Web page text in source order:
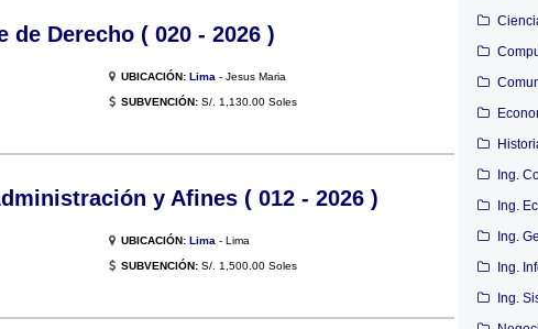
Ing.
Ing.
Ing.
Ing.
Ing.
de Derecho ( 020 - 2026 )
UBICACIÓN: Lima - Jesus Maria
SUBVENCIÓN: S/. 1,130.00 Soles
y Afines ( 012 - 2026 )
UBICACIÓN: Lima - Lima
SUBVENCIÓN: S/. 1,500.00 Soles